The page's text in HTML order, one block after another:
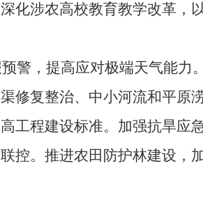
化涉农高校教育教学改革，
警，提高应对极端天气能力
修复整治、中小河流和平原
工程建设标准。加强抗旱应
控。推进农田防护林建设，